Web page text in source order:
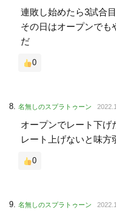
連敗し始めたら3試合
その日はオープンでも
だ
0
名無しのスプラトゥーン
オープンでレート下げ
レート上げないと味方
0
名無しのスプラトゥーン